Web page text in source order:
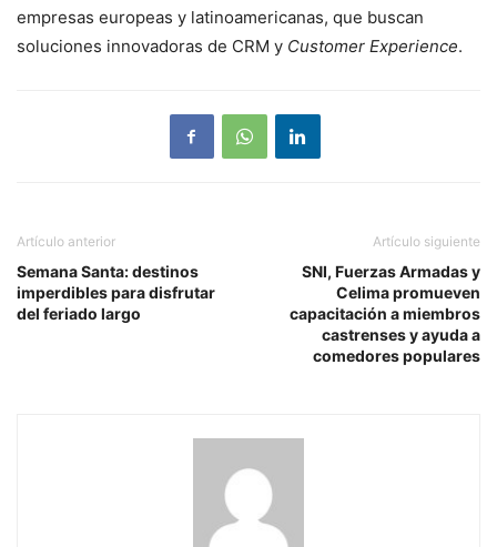
empresas europeas y latinoamericanas, que buscan
soluciones innovadoras de CRM y Customer Experience.
Artículo anterior
Semana Santa: destinos
imperdibles para disfrutar
del feriado largo
Artículo siguiente
SNI, Fuerzas Armadas y
Celima promueven
capacitación a miembros
castrenses y ayuda a
comedores populares